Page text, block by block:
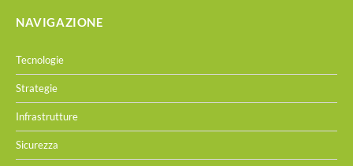
NAVIGAZIONE
Tecnologie
Strategie
Infrastrutture
Sicurezza